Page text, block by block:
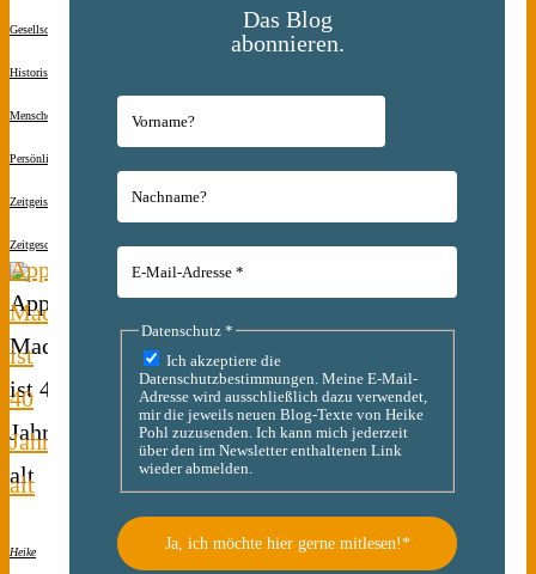
Gesellschaft
Historisches
Menschen(s)kinder
Persönliches
Zeitgeist
Zeitgeschichte
Apple
Mac
ist
40
Jahre
alt
Heike
Das Blog
abonnieren.
Datenschutz *
Ich akzeptiere die
Datenschutzbestimmungen. Meine E-Mail-
Adresse wird ausschließlich dazu verwendet,
mir die jeweils neuen Blog-Texte von Heike
Pohl zuzusenden. Ich kann mich jederzeit
über den im Newsletter enthaltenen Link
wieder abmelden.